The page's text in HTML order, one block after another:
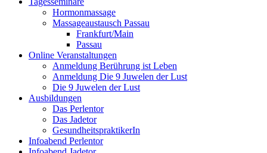
Hormonmassage
Massageaustausch Passau
Frankfurt/Main
Passau
Online Veranstaltungen
Anmeldung Berührung ist Leben
Anmeldung Die 9 Juwelen der Lust
Die 9 Juwelen der Lust
Ausbildungen
Das Perlentor
Das Jadetor
GesundheitspraktikerIn
Infoabend Perlentor